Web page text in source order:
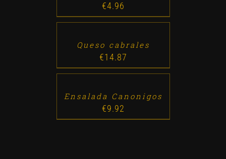
€4.96
TO
CART
DETALLESQueso cabrales
€14.87
TO
CART
DETALLES
Ensalada Canonigos
€9.92